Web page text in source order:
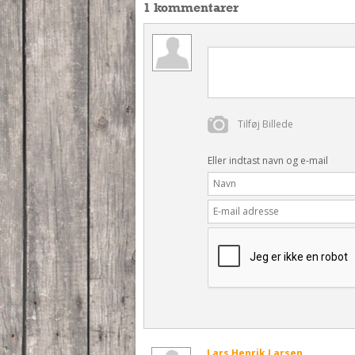
1 kommentarer
Tilføj Billede
Eller indtast navn og e-mail